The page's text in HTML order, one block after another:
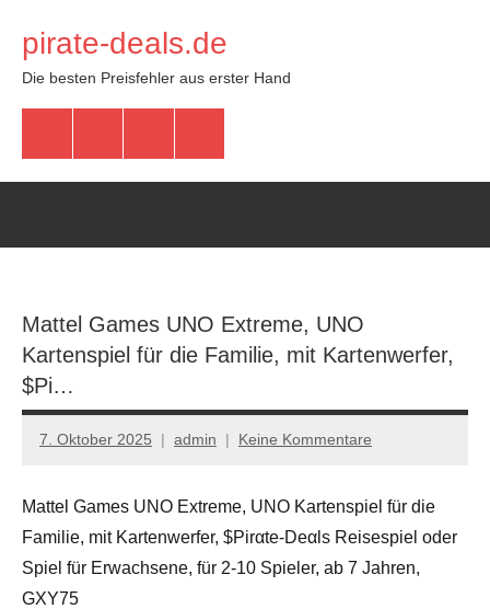
Inhalt
springen
pirate-deals.de
Die besten Preisfehler aus erster Hand
Mattel Games UNO Extreme, UNO
Kartenspiel für die Familie, mit Kartenwerfer,
$Pi…
7. Oktober 2025 admin Keine Kommentare
Mattel Games UNO Extreme, UNO Kartenspiel für die
Familie, mit Kartenwerfer, $Pirαtе-Dеαls Reisespiel oder
Spiel für Erwachsene, für 2-10 Spieler, ab 7 Jahren,
GXY75